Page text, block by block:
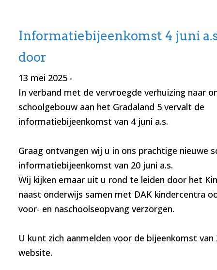
Informatiebijeenkomst 4 juni
door
13 mei 2025-
In verband met de vervroegde verhuizing naar
schoolgebouw aan het Gradaland 5 vervalt de
informatiebijeenkomst van 4 juni a.s.
Graag ontvangen wij u in ons prachtige nieuwe
informatiebijeenkomst van 20 juni a.s.
Wij kijken ernaar uit u rond te leiden door het
naast onderwijs samen met DAK kindercentra
voor- en naschoolseopvang verzorgen.
U kunt zich aanmelden voor de bijeenkomst van
website.